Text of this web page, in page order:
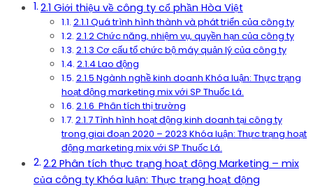
2.1 Giới thiệu về công ty cổ phần Hòa Việt
2.1.1 Quá trình hình thành và phát triển của công ty
2.1.2 Chức năng, nhiệm vụ, quyền hạn của công ty
2.1.3 Cơ cấu tổ chức bộ máy quản lý của công ty
2.1.4 Lao động
2.1.5 Ngành nghề kinh doanh Khóa luận: Thực trạng
hoạt động marketing mix với SP Thuốc Lá.
2.1.6 Phân tích thị trường
2.1.7 Tình hình hoạt động kinh doanh tại công ty
trong giai đoạn 2020 – 2023 Khóa luận: Thực trạng hoạt
động marketing mix với SP Thuốc Lá.
2.2 Phân tích thực trạng hoạt động Marketing – mix
của công ty Khóa luận: Thực trạng hoạt động